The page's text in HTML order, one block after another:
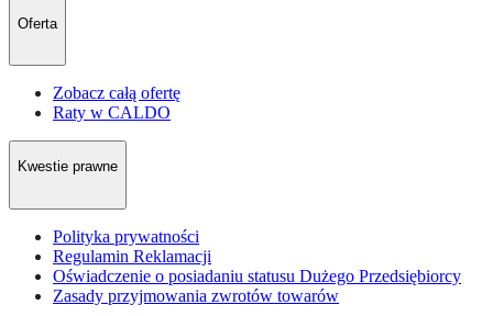
Oferta
Zobacz całą ofertę
Raty w CALDO
Kwestie prawne
Polityka prywatności
Regulamin Reklamacji
Oświadczenie o posiadaniu statusu Dużego Przedsiębiorcy
Zasady przyjmowania zwrotów towarów